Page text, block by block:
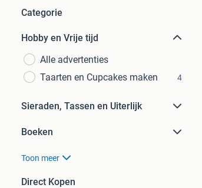
Categorie
Hobby en Vrije tijd
Alle advertenties
Taarten en Cupcakes maken
4
Sieraden, Tassen en Uiterlijk
Boeken
Toon meer
Direct Kopen